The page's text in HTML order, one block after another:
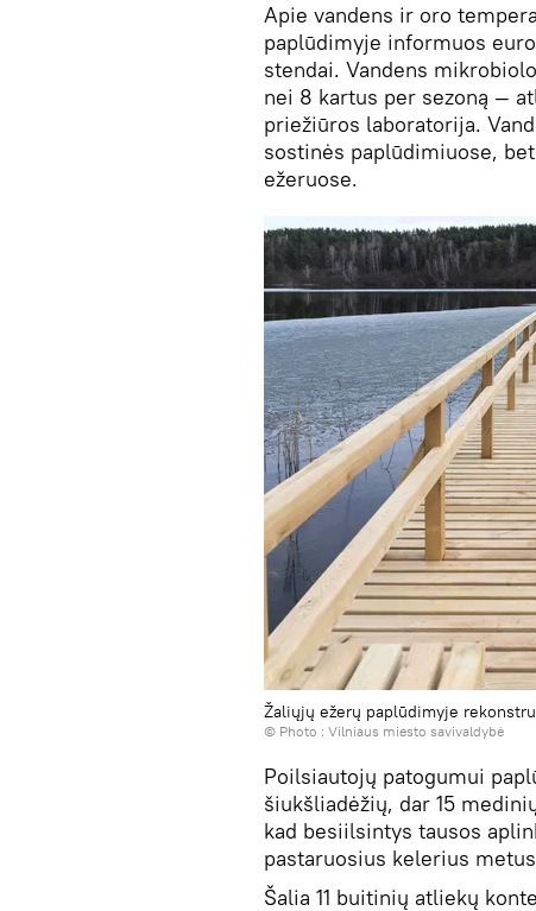
Apie vandens ir oro
paplūdimyje informuos
stendai. Vandens
nei 8 kartus per sezoną —
priežiūros laboratorija.
sostinės paplūdimiuose,
ežeruose.
Žaliųjų ežerų paplūdimyje
© Photo : Vilniaus miesto savivaldybė
Poilsiautojų patogumui
šiukšliadėžių, dar 15
kad besiilsintys tausos
pastaruosius kelerius
Šalia 11 buitinių atliekų